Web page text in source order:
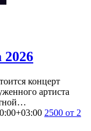
2026
концерт
артиста
2500 от 2